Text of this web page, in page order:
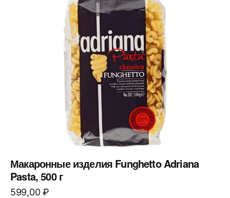
Макаронные изделия Funghetto Adriana
Pasta, 500 г
599,00₽